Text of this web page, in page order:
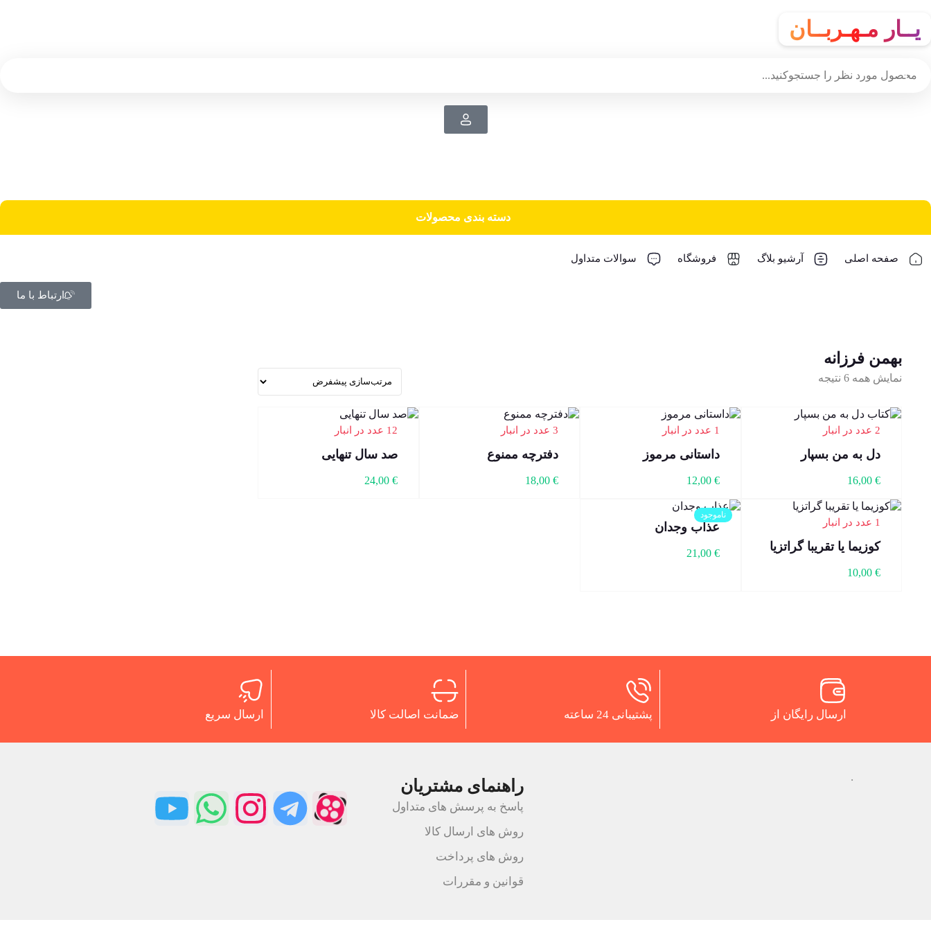
یــار مـهـربــان
دسته‌ بندی محصولات
صفحه اصلی آرشیو بلاگ فروشگاه سوالات متداول
ارتباط با ما
بهمن فرزانه
نمایش همه 6 نتیجه
2 عدد در انبار
دل به من بسپار
16,00 €
1 عدد در انبار
داستانی مرموز
12,00 €
3 عدد در انبار
دفترچه ممنوع
18,00 €
12 عدد در انبار
صد سال تنهایی
24,00 €
1 عدد در انبار
کوزیما یا تقریبا گراتزیا
10,00 €
ناموجود
عذاب وجدان
21,00 €
ارسال رایگان از پشتیبانی 24 ساعته ضمانت اصالت کالا ارسال سریع
. راهنمای مشتریان
پاسخ به پرسش های متداول
روش های ارسال کالا
روش های پرداخت
قوانین و مقررات